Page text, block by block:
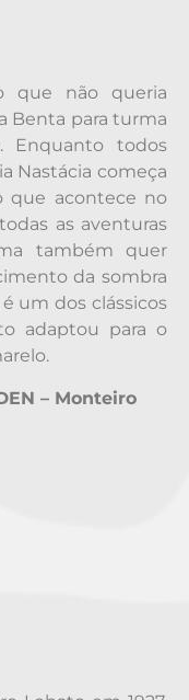
que não queria
Benta para turma
Enquanto todos
Nastácia começa
que acontece no
as aventuras
também quer
da sombra
um dos clássicos
adaptou para o
– Monteiro